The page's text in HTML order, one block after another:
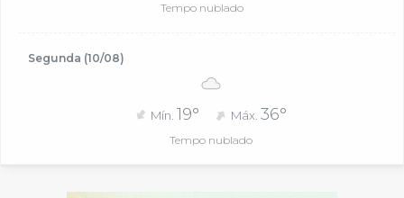
Tempo nublado
Segunda (10/08)
Mín. 19° Máx.36°
Tempo nublado